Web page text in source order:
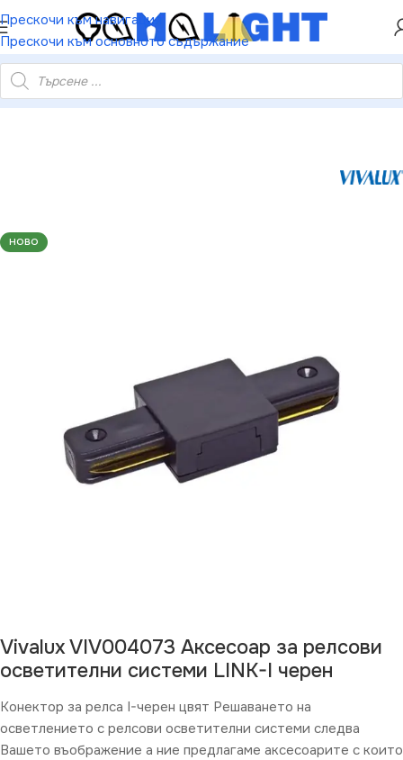
Прескочи към навигация
Прескочи към основното съдържание
НАМАЛЕНИЕ ОТ 5%
Аксесоар за релсови осветителни системи LINK-I черен
НОВО
Vivalux VIV004073 Аксесоар за релсови
осветителни системи LINK-I черен
Конектор за релса I-черен цвят Решаването на
осветлението с релсови осветителни системи следва
Вашето въображение а ние предлагаме аксесоарите с които